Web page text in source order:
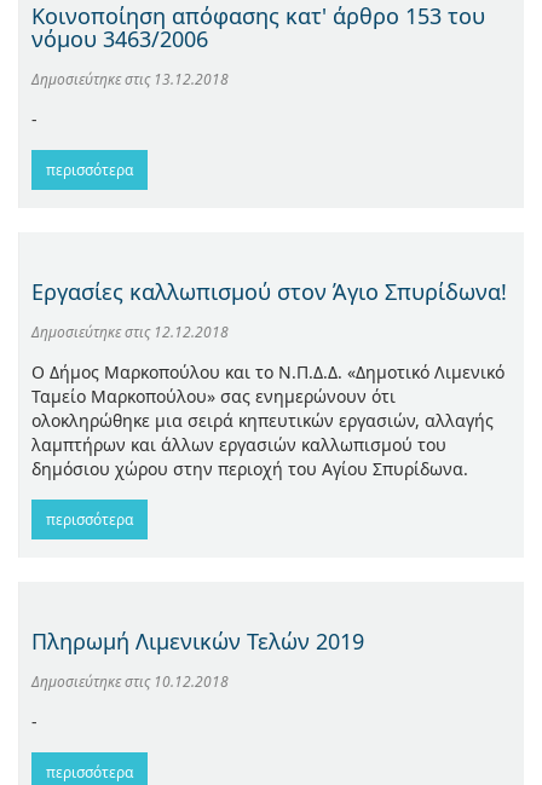
Κοινοποίηση απόφασης κατ' άρθρο 153 του
νόμου 3463/2006
Δημοσιεύτηκε στις13.12.2018
-
περισσότερα
Εργασίες καλλωπισμού στον Άγιο Σπυρίδωνα!
Δημοσιεύτηκε στις12.12.2018
Ο Δήμος Μαρκοπούλου και το Ν.Π.Δ.Δ. «Δημοτικό Λιμενικό
Ταμείο Μαρκοπούλου» σας ενημερώνουν ότι
ολοκληρώθηκε μια σειρά κηπευτικών εργασιών, αλλαγής
λαμπτήρων και άλλων εργασιών καλλωπισμού του
δημόσιου χώρου στην περιοχή του Αγίου Σπυρίδωνα.
περισσότερα
Πληρωμή Λιμενικών Τελών 2019
Δημοσιεύτηκε στις10.12.2018
-
περισσότερα